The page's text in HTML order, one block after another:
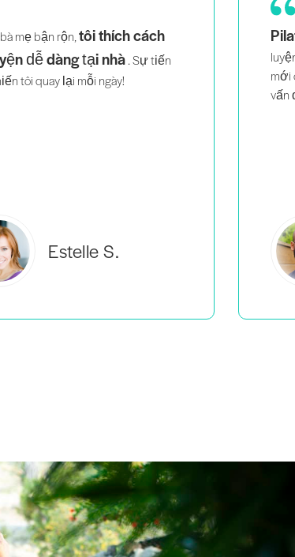
mẹ bận rộn, tôi thích cách
dễ dàng tại nhà. Sự tiến
tôi quay lại mỗi ngày!
Estelle S.
mới
vấn